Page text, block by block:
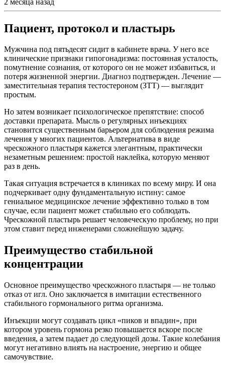
Пациент, протокол и пластырь
Мужчина под пятьдесят сидит в кабинете врача. У него все
клинические признаки гипогонадизма: постоянная усталость,
помутнение сознания, от которого он не может избавиться, и
потеря жизненной энергии. Диагноз подтвержден. Лечение —
заместительная терапия тестостероном (ЗТТ) — выглядит
простым.
Но затем возникает психологическое препятствие: способ
доставки препарата. Мысль о регулярных инъекциях
становится существенным барьером для соблюдения режима
лечения у многих пациентов. Альтернатива в виде
чрескожного пластыря кажется элегантным, практически
незаметным решением: простой наклейка, которую меняют
раз в день.
Такая ситуация встречается в клиниках по всему миру. И она
подчеркивает одну фундаментальную истину: самое
гениальное медицинское лечение эффективно только в том
случае, если пациент может стабильно его соблюдать.
Чрескожной пластырь решает человеческую проблему, но при
этом ставит перед инженерами сложнейшую задачу.
Преимущество стабильной
концентрации
Основное преимущество чрескожного пластыря — не только
отказ от игл. Оно заключается в имитации естественного
стабильного гормонального ритма организма.
Инъекции могут создавать цикл «пиков и впадин», при
котором уровень гормона резко повышается вскоре после
введения, а затем падает до следующей дозы. Такие колебания
могут негативно влиять на настроение, энергию и общее
самочувствие.